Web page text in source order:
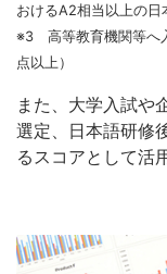
おけるA2相当以上の日
※3 高等教育機関等へ
点以上）
また、大学入試や
選定、日本語研修
るスコアとして活